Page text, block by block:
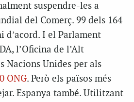
suspendre-les a
del Comerç. 99 dels 164
d’acord. I el Parlament
l’Oficina de l’Alt
Nacions Unides per als
ONG. Però els països més
Espanya també. Utilitzant